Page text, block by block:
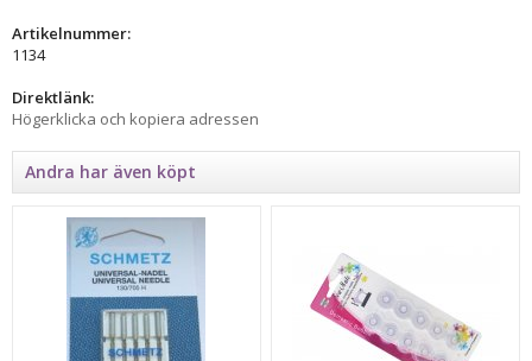
Artikelnummer:
1134
Direktlänk:
Högerklicka och kopiera adressen
Andra har även köpt